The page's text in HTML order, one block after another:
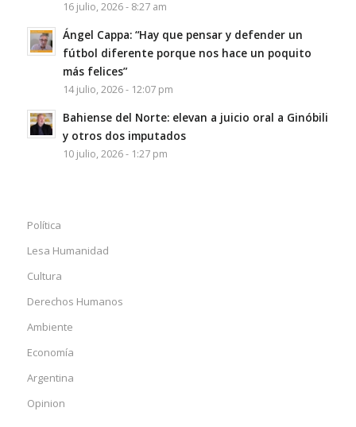
16 julio, 2026 - 8:27 am
Ángel Cappa: “Hay que pensar y defender un
fútbol diferente porque nos hace un poquito
más felices”
14 julio, 2026 - 12:07 pm
Bahiense del Norte: elevan a juicio oral a Ginóbili
y otros dos imputados
10 julio, 2026 - 1:27 pm
Política
Lesa Humanidad
Cultura
Derechos Humanos
Ambiente
Economía
Argentina
Opinion